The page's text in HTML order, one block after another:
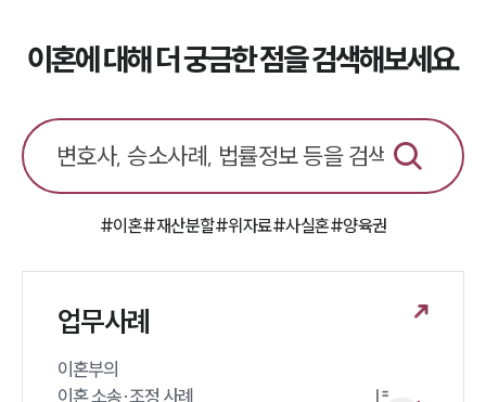
언론보도
법률서식
뉴스레터/브로슈어
세미나
대륜법률상담예약
이혼에 대해 더 궁금한 점을 검색해보세요.
#이혼#재산분할#위자료#사실혼#양육권
업무사례
이혼부의
이혼 소송·조정 사례